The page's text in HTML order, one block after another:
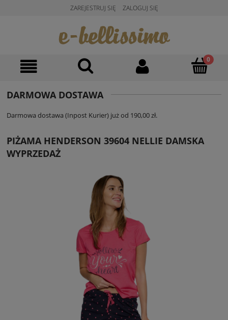
ZAREJESTRUJ SIĘ ZALOGUJ SIĘ
DARMOWA DOSTAWA
Darmowa dostawa (Inpost Kurier) już od 190,00 zł.
PIŻAMA HENDERSON 39604 NELLIE DAMSKA
WYPRZEDAŻ